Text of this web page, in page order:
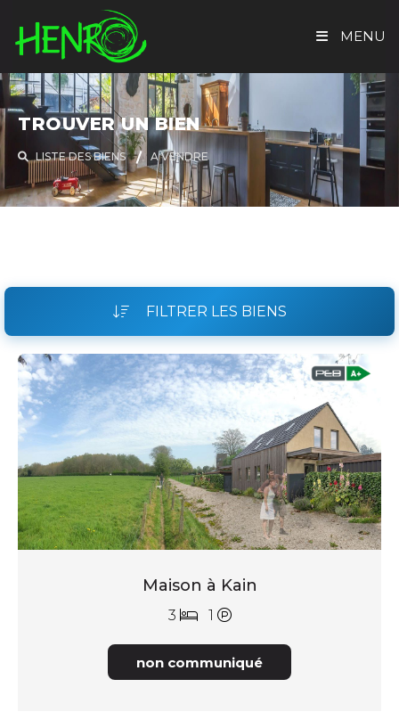
MENU
ACCUEIL
TROUVER UN BIEN
EVALUATION GRATUITE
TROUVER UN BIEN
LISTE DES BIENS A VENDRE
FILTRER LES BIENS
Maison à Kain
3 1
non communiqué